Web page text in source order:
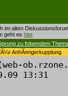
im alten
geht es hier.
zu folgendem
AnhÃ¤ngerkupplung
13:31